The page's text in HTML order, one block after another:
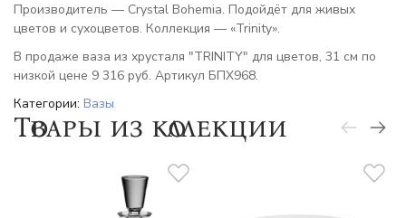
Производитель — Crystal Bohemia. Подойдёт для живых
цветов и сухоцветов. Коллекция — «Trinity».
В продаже ваза из хрусталя "TRINITY" для цветов, 31 см по
низкой цене 9 316 руб. Артикул БПХ968.
Категории: Вазы
Товары из коллекции